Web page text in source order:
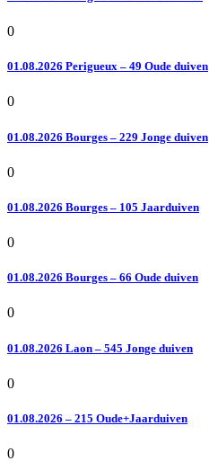
0
01.08.2026 Perigueux – 49 Oude duiven
0
01.08.2026 Bourges – 229 Jonge duiven
0
01.08.2026 Bourges – 105 Jaarduiven
0
01.08.2026 Bourges – 66 Oude duiven
0
01.08.2026 Laon – 545 Jonge duiven
0
01.08.2026 – 215 Oude+Jaarduiven
0